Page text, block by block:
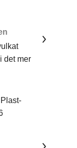
det mer